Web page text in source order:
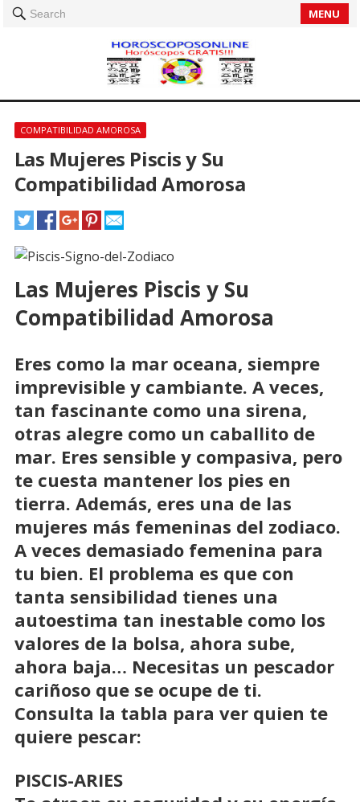
Search MENU
COMPATIBILIDAD AMOROSA
Las Mujeres Piscis y Su
Compatibilidad Amorosa
Las Mujeres Piscis y Su
Compatibilidad Amorosa
Eres como la mar oceana, siempre
imprevisible y cambiante. A veces,
tan fascinante como una sirena,
otras alegre como un caballito de
mar. Eres sensible y compasiva, pero
te cuesta mantener los pies en
tierra. Además, eres una de las
mujeres más femeninas del zodiaco.
A veces demasiado femenina para
tu bien. El problema es que con
tanta sensibilidad tienes una
autoestima tan inestable como los
valores de la bolsa, ahora sube,
ahora baja… Necesitas un pescador
cariñoso que se ocupe de ti.
Consulta la tabla para ver quien te
quiere pescar:
PISCIS-ARIES